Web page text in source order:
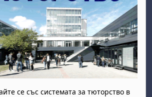
се със системата за тюторство в